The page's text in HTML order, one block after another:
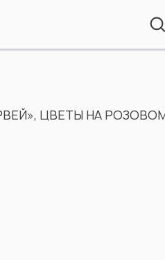
ЦВЕТЫ НА